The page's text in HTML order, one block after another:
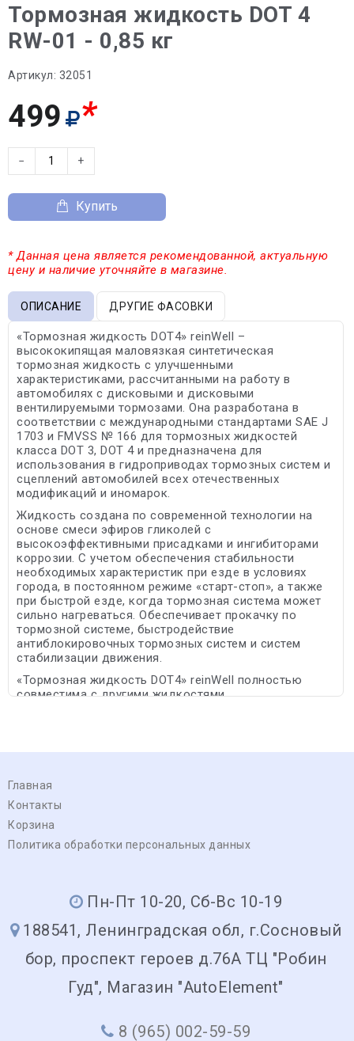
Тормозная жидкость DOT 4
RW-01 - 0,85 кг
Артикул: 32051
499 *
− +
Купить
* Данная цена является рекомендованной, актуальную
цену и наличие уточняйте в магазине.
ОПИСАНИЕ ДРУГИЕ ФАСОВКИ
«Тормозная жидкость DOT4» reinWell –
высококипящая маловязкая синтетическая
тормозная жидкость с улучшенными
характеристиками, рассчитанными на работу в
автомобилях с дисковыми и дисковыми
вентилируемыми тормозами. Она разработана в
соответствии с международными стандартами SAE J
1703 и FMVSS № 166 для тормозных жидкостей
класса DOT 3, DOT 4 и предназначена для
использования в гидроприводах тормозных систем и
сцеплений автомобилей всех отечественных
модификаций и иномарок.
Жидкость создана по современной технологии на
основе смеси эфиров гликолей с
высокоэффективными присадками и ингибиторами
коррозии. С учетом обеспечения стабильности
необходимых характеристик при езде в условиях
города, в постоянном режиме «старт-стоп», а также
при быстрой езде, когда тормозная система может
сильно нагреваться. Обеспечивает прокачку по
тормозной системе, быстродействие
антиблокировочных тормозных систем и систем
стабилизации движения.
«Тормозная жидкость DOT4» reinWell полностью
совместима с другими жидкостями,
Главная
Контакты
Корзина
Политика обработки персональных данных
Пн-Пт 10-20, Сб-Вс 10-19
188541, Ленинградская обл, г.Сосновый
бор, проспект героев д.76А ТЦ "Робин
Гуд", Магазин "AutoElement"
8 (965) 002-59-59